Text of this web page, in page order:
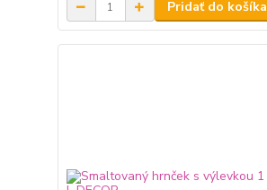
Pridať do košíka